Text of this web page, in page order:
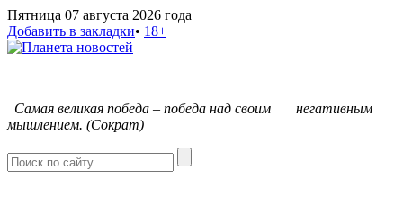
Пятница 07 августа 2026 года
Добавить в закладки• 18+
Самая великая победа – победа над своим негативным
мышлением. (Сократ)